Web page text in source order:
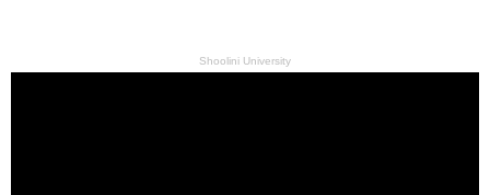
Shoolini University